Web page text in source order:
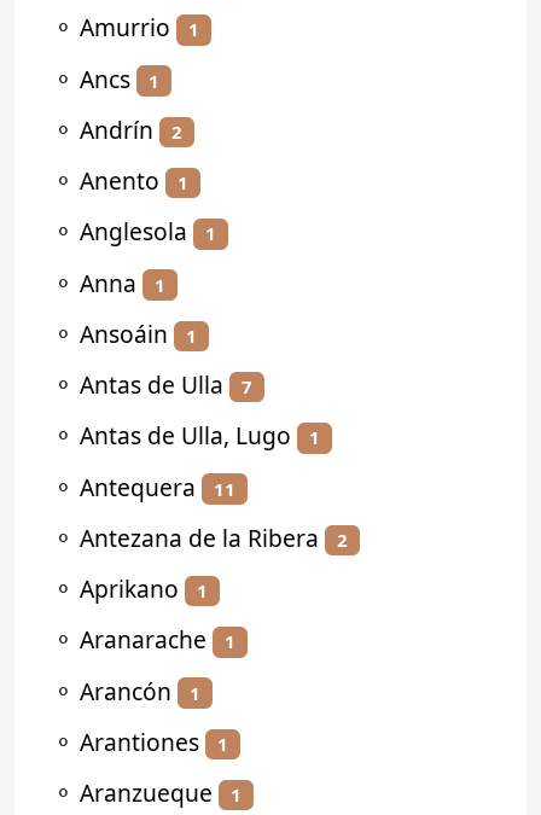
⚬ Amurrio 1
⚬ Ancs 1
⚬ Andrín 2
⚬ Anento 1
⚬ Anglesola 1
⚬ Anna 1
⚬ Ansoáin 1
⚬ Antas de Ulla 7
⚬ Antas de Ulla, Lugo 1
⚬ Antequera 11
⚬ Antezana de la Ribera 2
⚬ Aprikano 1
⚬ Aranarache 1
⚬ Arancón 1
⚬ Arantiones 1
⚬ Aranzueque 1